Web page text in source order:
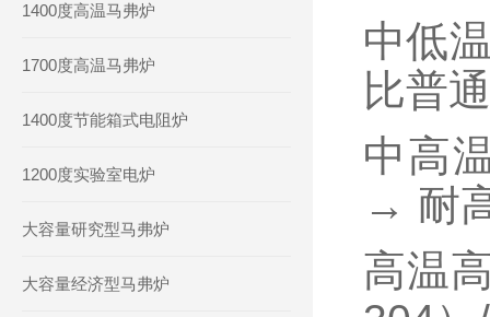
1400度高温马弗炉
1700度高温马弗炉
1400度节能箱式电阻炉
1200度实验室电炉
大容量研究型马弗炉
大容量经济型马弗炉
中低
比普
中高
→ 耐
高温